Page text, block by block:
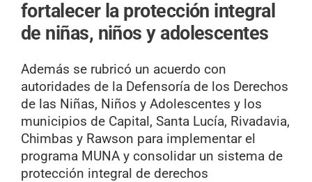
fortalecer la protección integral
de niñas, niños y adolescentes
Además se rubricó un acuerdo con
autoridades de la Defensoría de los Derechos
de las Niñas, Niños y Adolescentes y los
municipios de Capital, Santa Lucía, Rivadavia,
Chimbas y Rawson para implementar el
programa MUNA y consolidar un sistema de
protección integral de derechos